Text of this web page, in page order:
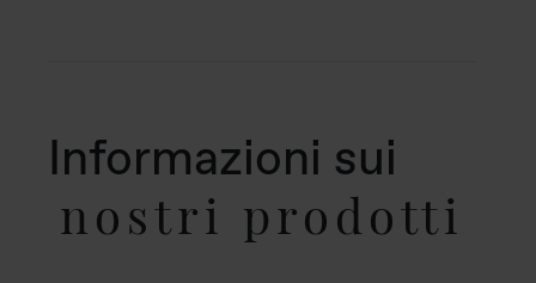
Informazioni sui
nostri prodotti